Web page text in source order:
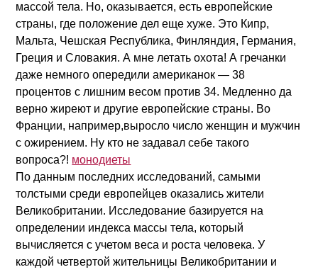
массой тела. Но, оказывается, есть европейские
страны, где положение дел еще хуже. Это Кипр,
Мальта, Чешская Республика, Финляндия, Германия,
Греция и Словакия. А мне летать охота! А гречанки
даже немного опередили американок — 38
процентов с лишним весом против 34. Медленно да
верно жиреют и другие европейские страны. Во
Франции, например,выросло число женщин и мужчин
с ожирением. Ну кто не задавал себе такого
вопроса?! монодиеты
По данным последних исследований, самыми
толстыми среди европейцев оказались жители
Великобритании. Исследование базируется на
определении индекса массы тела, который
вычисляется с учетом веса и роста человека. У
каждой четвертой жительницы Великобритании и